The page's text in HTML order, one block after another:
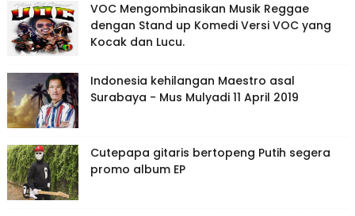
VOC Mengombinasikan Musik Reggae
dengan Stand up Komedi Versi VOC yang
Kocak dan Lucu.
Indonesia kehilangan Maestro asal
Surabaya - Mus Mulyadi 11 April 2019
Cutepapa gitaris bertopeng Putih segera
promo album EP